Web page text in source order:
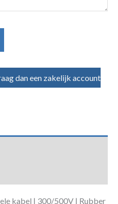
dan een zakelijk account
kabel | 300/500V | Rubber